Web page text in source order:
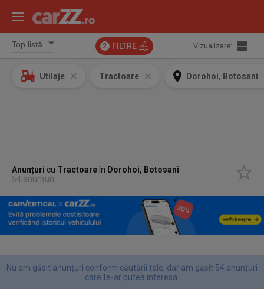
2 FILTRE Vizualizare:
Utilaje Tractoare Dorohoi, Botosani
Anunțuri cu Tractoareîn Dorohoi, Botosani
54 anunțuri
Nu am găsit anunțuri conform căutării tale, dar am găsit 54 anunțuri
care te-ar putea interesa.